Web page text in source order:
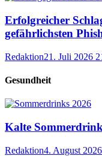
Erfolgreicher
gefährlichsten
Redaktion21. Juli 2026
Gesundheit
Kalte
Redaktion4. August 2026